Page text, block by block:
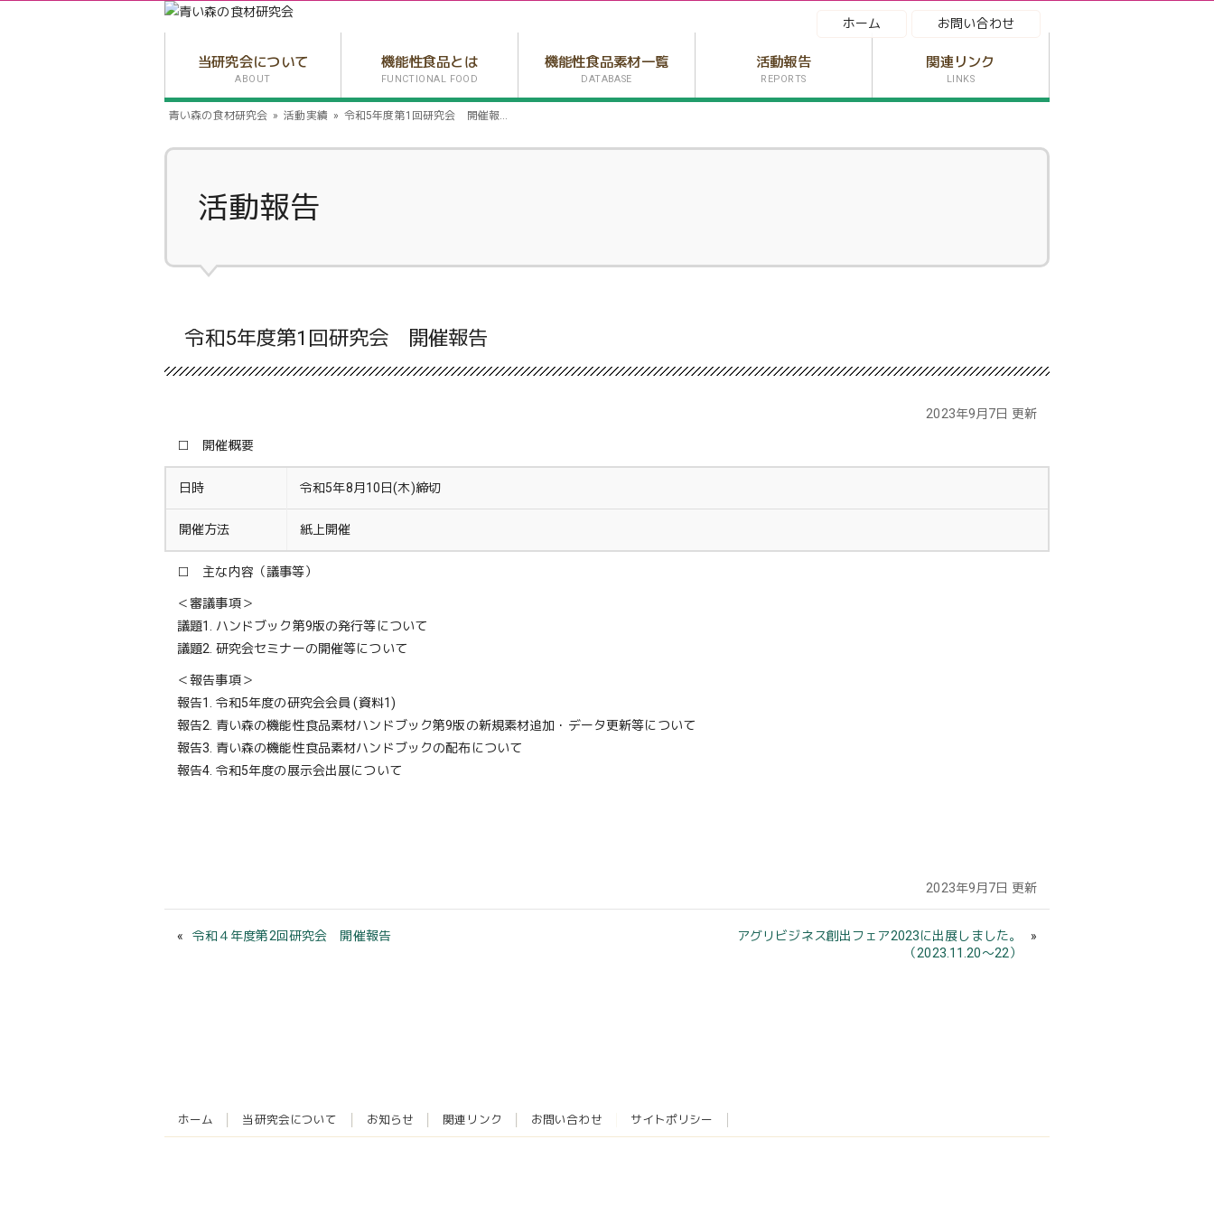
当研究会について
ABOUT
機能性食品とは
FUNCTIONAL FOOD
機能性食品素材一覧
DATABASE
活動報告
REPORTS
関連リンク
LINKS
ホーム お問い合わせ
青い森の食材研究会 活動実績 令和5年度第1回研究会 開催報告
活動報告
令和5年度第1回研究会 開催報告
2023年9月7日 更新
□ 開催概要
日時 令和5年8月10日(木)締切
開催方法 紙上開催
□ 主な内容（議事等）
＜審議事項＞
議題1. ハンドブック第9版の発行等について
議題2. 研究会セミナーの開催等について
＜報告事項＞
報告1. 令和5年度の研究会会員 (資料1)
報告2. 青い森の機能性食品素材ハンドブック第9版の新規素材追加・データ更新等について
報告3. 青い森の機能性食品素材ハンドブックの配布について
報告4. 令和5年度の展示会出展について
2023年9月7日 更新
令和４年度第2回研究会 開催報告
アグリビジネス創出フェア2023に出展しました。
（2023.11.20～22）
ホーム 当研究会について お知らせ 関連リンク お問い合わせ サイトポリシー